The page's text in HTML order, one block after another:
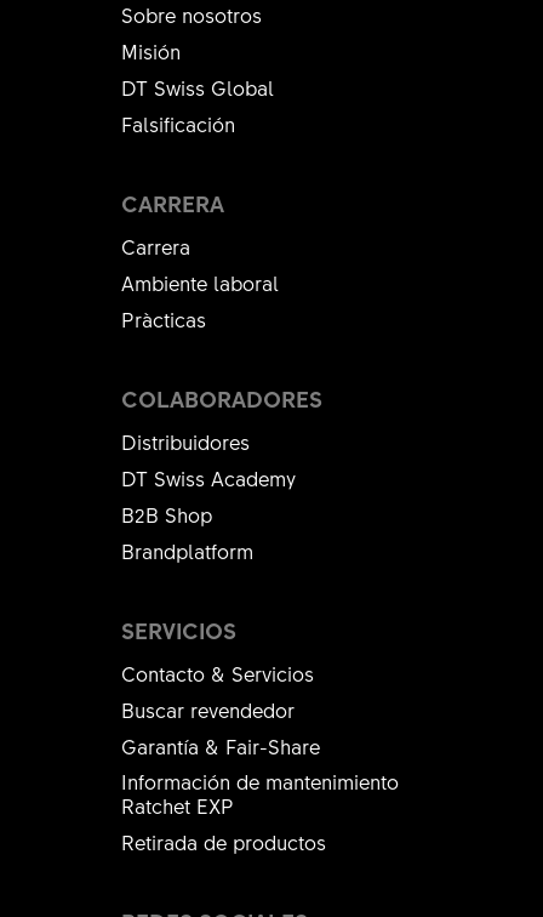
Sobre nosotros
Misión
DT Swiss Global
Falsificación
CARRERA
Carrera
Ambiente laboral
Pràcticas
SERVICIOS
Contacto & Servicios
Buscar revendedor
Garantía & Fair-Share
Información de mantenimiento
Ratchet EXP
Retirada de productos
COLABORADORES
Distribuidores
DT Swiss Academy
B2B Shop
Brandplatform